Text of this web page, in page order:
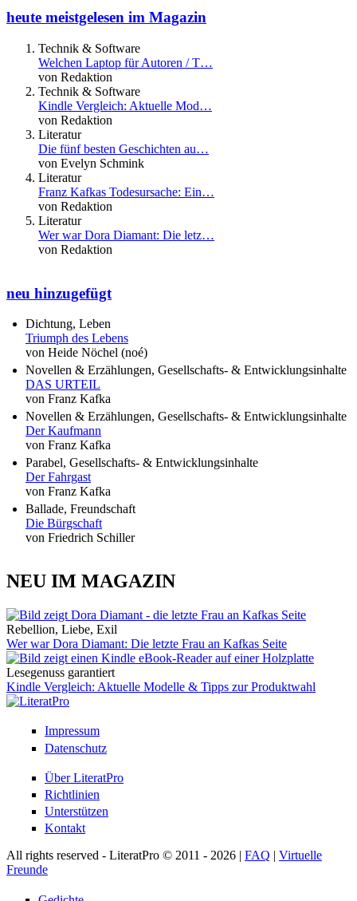
heute meistgelesen im Magazin
Technik & Software
Welchen Laptop für Autoren / T…
von Redaktion
Technik & Software
Kindle Vergleich: Aktuelle Mod…
von Redaktion
Literatur
Die fünf besten Geschichten au…
von Evelyn Schmink
Literatur
Franz Kafkas Todesursache: Ein…
von Redaktion
Literatur
Wer war Dora Diamant: Die letz…
von Redaktion
neu hinzugefügt
Dichtung, Leben
Triumph des Lebens
von Heide Nöchel (noé)
Novellen & Erzählungen, Gesellschafts- & Entwicklungsinhalte
DAS URTEIL
von Franz Kafka
Novellen & Erzählungen, Gesellschafts- & Entwicklungsinhalte
Der Kaufmann
von Franz Kafka
Parabel, Gesellschafts- & Entwicklungsinhalte
Der Fahrgast
von Franz Kafka
Ballade, Freundschaft
Die Bürgschaft
von Friedrich Schiller
NEU IM MAGAZIN
Rebellion, Liebe, Exil
Wer war Dora Diamant: Die letzte Frau an Kafkas Seite
Lesegenuss garantiert
Kindle Vergleich: Aktuelle Modelle & Tipps zur Produktwahl
Impressum
Datenschutz
Über LiteratPro
Richtlinien
Unterstützen
Kontakt
All rights reserved - LiteratPro © 2011 - 2026 | FAQ | Virtuelle
Freunde